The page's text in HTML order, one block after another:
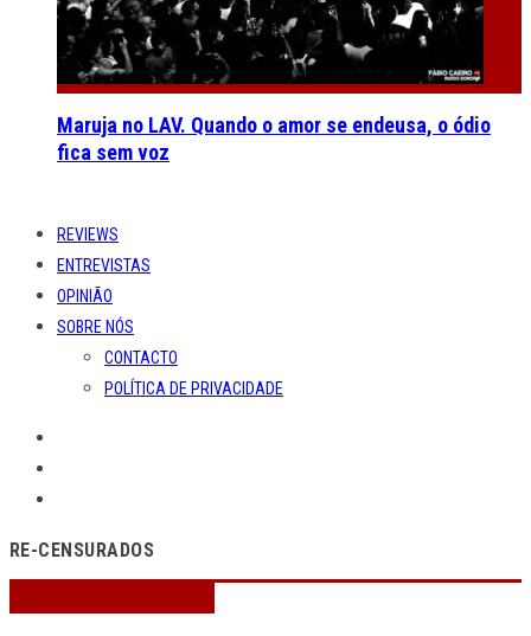
Maruja no LAV. Quando o amor se endeusa, o ódio
fica sem voz
REVIEWS
ENTREVISTAS
OPINIÃO
SOBRE NÓS
CONTACTO
POLÍTICA DE PRIVACIDADE
RE-CENSURADOS